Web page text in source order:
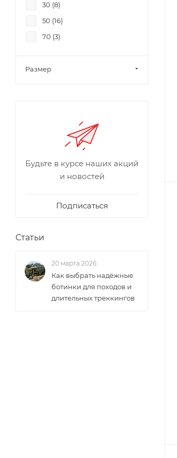
30 (8)
50 (16)
70 (3)
Размер
Будьте в курсе наших акций
и новостей
Подписаться
Статьи
20 марта 2026
Как выбрать надёжные
ботинки для походов и
длительных треккингов